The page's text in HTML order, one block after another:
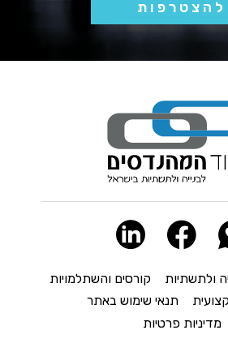
להצטרפות
קורסים והשתלמויות
תנאי שימוש באתר
מדיניות פרטיות